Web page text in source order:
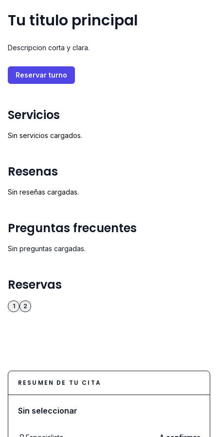
Tu titulo principal
Descripcion corta y clara.
Reservar turno
Servicios
Sin servicios cargados.
Resenas
Sin reseñas cargadas.
Preguntas frecuentes
Sin preguntas cargadas.
Reservas
1 2
RESUMEN DE TU CITA
Sin seleccionar